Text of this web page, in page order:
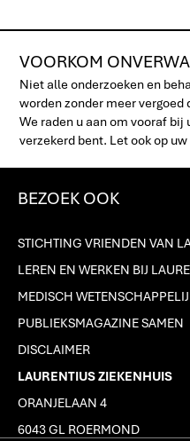
VOORKOM
Niet alle onderzoeken en
worden zonder meer vergoed
We raden u aan om vooraf bij
verzekerd bent. Let ook op
BEZOEK OOK
STICHTING VRIENDEN VAN
LEREN EN WERKEN BIJ
MEDISCH
PUBLIEKSMAGAZINE SAMEN
DISCLAIMER
LAURENTIUS ZIEKENHUIS
ORANJELAAN 4
6043 GL ROERMOND